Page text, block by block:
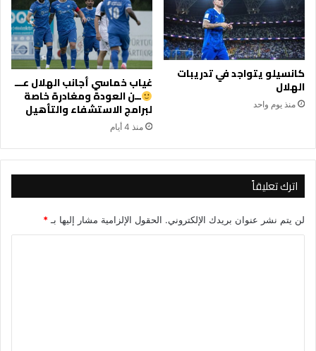
كانسيلو يتواجد في تدريبات
الهلال
منذ يوم واحد
غياب خماسي أجانب الهلال عـــ
ــن العودة ومغادرة خاصة
لبرامج الاستشفاء والتأهيل
منذ 4 أيام
اترك تعليقاً
لن يتم نشر عنوان بريدك الإلكتروني. الحقول الإلزامية مشار إليها بـ*